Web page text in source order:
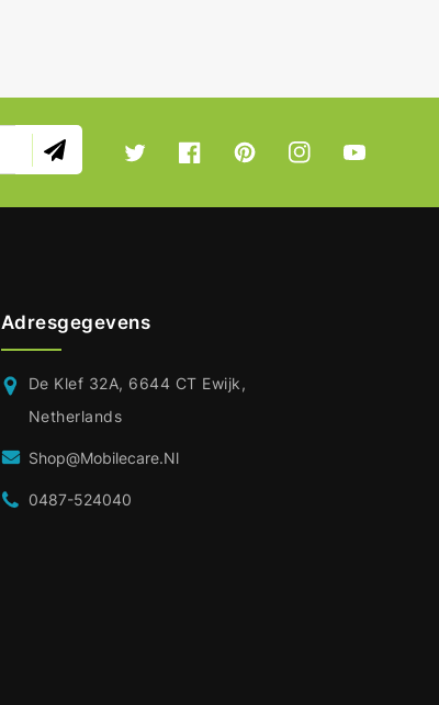
Twitter FacebookPinterestInstagramYouTube
Adresgegevens
De Klef 32A, 6644 CT Ewijk,
Netherlands
Shop@mobilecare.nl
0487-524040